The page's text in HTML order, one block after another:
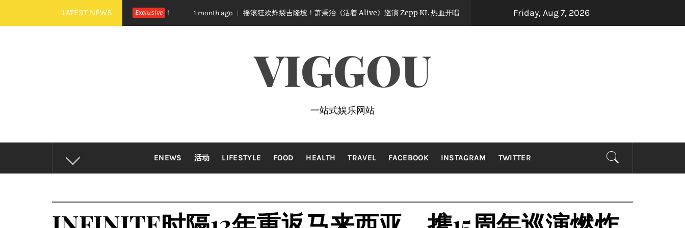
to
LATEST NEWS Exclusive
全新世界巡演大马站官宣！ 1 month ago 摇滚狂欢炸裂吉隆坡！萧秉治《活着 Alive》巡演 Zepp KL 热血开唱 1 month ago 四大印尼金曲制造机Dadali、Repvblik、Armada及Samsons
Friday, Aug 7, 2026
VIGGOU
一站式娱乐网站
ENEWS 活动 LIFESTYLE FOOD HEALTH TRAVEL FACEBOOK INSTAGRAM TWITTER